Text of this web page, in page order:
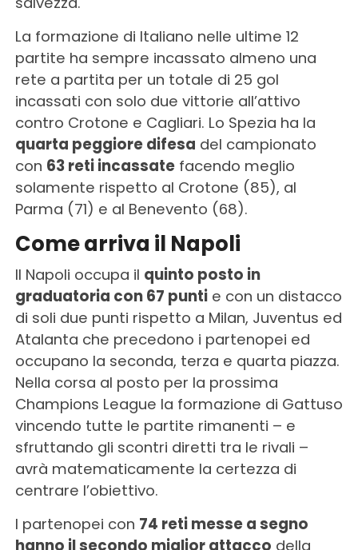
La formazione di Italiano nelle ultime 12
partite ha sempre incassato almeno una
rete a partita per un totale di 25 gol
incassati con solo due vittorie all’attivo
contro Crotone e Cagliari. Lo Spezia ha la
quarta peggiore difesa del campionato
con 63 reti incassatefacendo meglio
solamente rispetto al Crotone (85), al
Parma (71) e al Benevento (68).
Come arriva il Napoli
Il Napoli occupa il quinto posto in
graduatoria con 67 puntie con un distacco
di soli due punti rispetto a Milan, Juventus ed
Atalanta che precedono i partenopei ed
occupano la seconda, terza e quarta piazza.
Nella corsa al posto per la prossima
Champions League la formazione di Gattuso
vincendo tutte le partite rimanenti – e
sfruttando gli scontri diretti tra le rivali –
avrà matematicamente la certezza di
centrare l’obiettivo.
I partenopei con 74 reti messe a segno
hanno il secondo miglior attacco della